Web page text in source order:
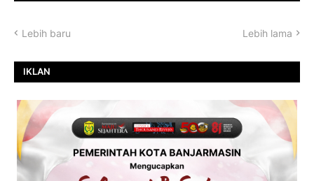
Lebih baru Lebih lama
IKLAN